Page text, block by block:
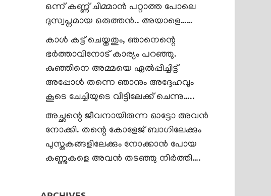
ഒന്ന് കണ്ണ് ചിമ്മാൻ പറ്റാത്ത പോലെ
ദുസ്വപ്നമായ ഒരുത്തൻ.. അയാളെ……
കാൾ കട്ട് ചെയ്തതും, ഞാനെന്റെ
ഭർത്താവിനോട് കാര്യം പറഞ്ഞു.
കുഞ്ഞിനെ അമ്മയെ ഏൽപ്പിച്ചിട്ട്
അപ്പോൾ തന്നെ ഞാനും അദ്ദേഹവും
കൂടെ ചേച്ചിയുടെ വീട്ടിലേക്ക് ചെന്നു…..
അച്ഛന്റെ ജീവനായിരുന്ന ഓട്ടോ അവൻ
നോക്കി. തന്റെ കോളേജ് ബാഗിലേക്കും
പുസ്തകങ്ങളിലേക്കും നോക്കാൻ പോയ
കണ്ണുകളെ അവൻ തടഞ്ഞു നിർത്തി….